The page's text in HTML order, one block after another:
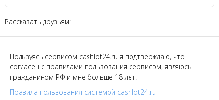
Рассказать друзьям:
Пользуясь сервисом cashlot24.ru я подтверждаю, что
согласен с правилами пользования сервисом, являюсь
гражданином РФ и мне больше 18 лет.
Правила пользования системой cashlot24.ru